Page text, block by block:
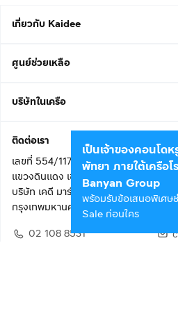
เกี่ยวกับ Kaidee
ศูนย์ช่วยเหลือ
บริษัทในเครือ
ติดต่อเรา
เลขที่ 554/117 อาคารสกายไนน์ เซ็นเต
แขวงดินแดง เขตดินแดง
บริษัท เคดี มาร์เก็ตเพลส จำกัด (สำนักงา
กรุงเทพมหานคร 10400
02 108 8531
เป็นเจ้าของคอนโดห
พัทยา ภายใต้เครือโ
Banyan Group
พร้อมรับข้อเสนอพิเศษ
Sale ก่อนใคร